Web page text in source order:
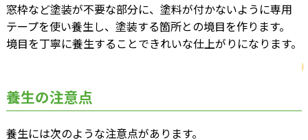
窓枠など塗装が不要な部分に、塗料が付かないように専用
テープを使い養生し、塗装する箇所との境目を作ります。
境目を丁寧に養生することできれいな仕上がりになります。
養生の注意点
養生には次のような注意点があります。